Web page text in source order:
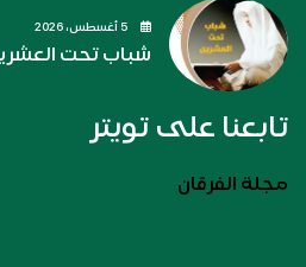
شباب تحت العشرين
تابعنا على تويتر
مجلة الفرقان